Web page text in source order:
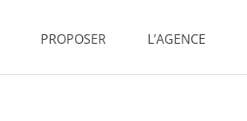
PROPOSER L’AGENCE